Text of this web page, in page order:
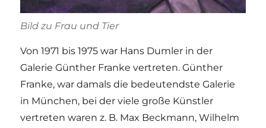
Bild zu Frau und Tier
Von 1971 bis 1975 war Hans Dumler in der
Galerie Günther Franke vertreten. Günther
Franke, war damals die bedeutendste Galerie
in München, bei der viele große Künstler
vertreten waren z. B. Max Beckmann, Wilhelm